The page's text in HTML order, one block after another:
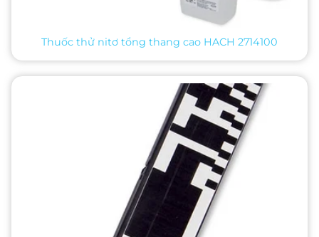
Thuốc thử nitơ tổng thang cao HACH 2714100